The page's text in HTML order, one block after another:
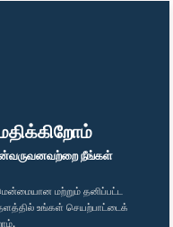
நீங்கள்
மற்றும் தனிப்பட்ட
உங்கள் செயற்பாட்டைக்